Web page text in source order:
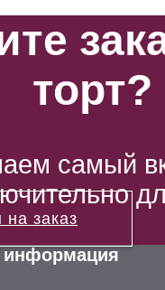
торт?
самый
на заказ
информация